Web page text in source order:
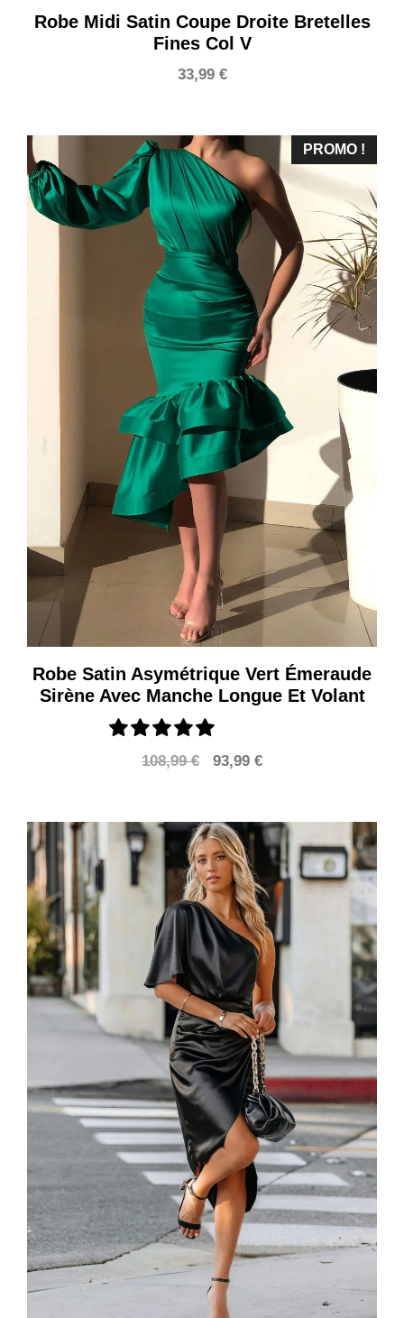
Robe Midi Satin Coupe Droite Bretelles
Fines Col V
33,99 €
PROMO !
Robe Satin Asymétrique Vert Émeraude
Sirène Avec Manche Longue Et Volant
108,99€
Le
était :
108,99 €.
93,99 €Le
est :
93,99 €.